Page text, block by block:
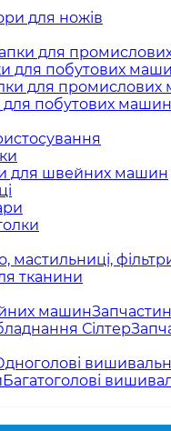
для ножів
для
для побутових
для
для побутових машин
для швейних машин
мастильниці,
тканини
Багатоголові